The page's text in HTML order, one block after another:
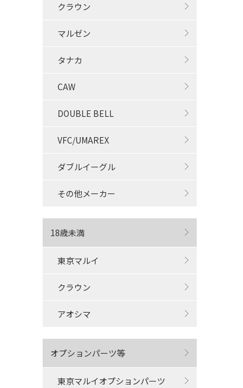
クラウン
マルゼン
タナカ
CAW
DOUBLE BELL
VFC/UMAREX
ダブルイーグル
その他メーカー
18歳未満
東京マルイ
クラウン
アオシマ
オプションパーツ等
東京マルイオプションパーツ